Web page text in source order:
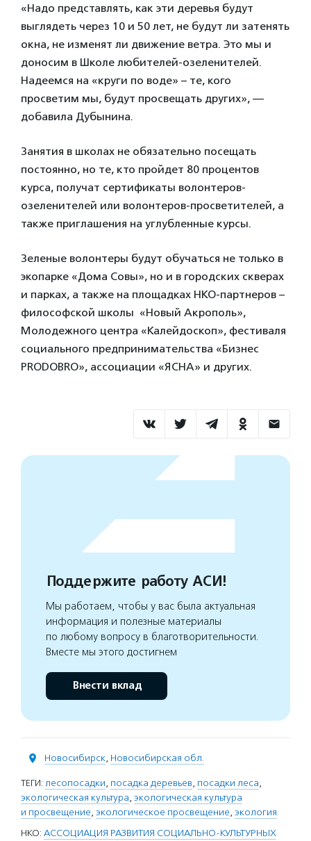
«Надо представлять, как эти деревья будут
выглядеть через 10 и 50 лет, не будут ли затенять
окна, не изменят ли движение ветра. Это мы и
доносим в Школе любителей-озеленителей.
Надеемся на «круги по воде» – те, кого
просветим мы, будут просвещать других», —
добавила Дубынина.
Занятия в школах не обязательно посещать
постоянно, но те, кто пройдет 80 процентов
курса, получат сертификаты волонтеров-
озеленителей или волонтеров-просветителей, а
также приглашения на углубленные курсы.
Зеленые волонтеры будут обучаться не только в
экопарке «Дома Совы», но и в городских скверах
и парках, а также на площадках НКО-партнеров –
философской школы «Новый Акрополь»,
Молодежного центра «Калейдоскоп», фестиваля
социального предпринимательства «Бизнес
PRODOBRO», ассоциации «ЯСНА» и других.
Поддержите работу АСИ!
Мы работаем, чтобы у вас была актуальная
информация и полезные материалы
по любому вопросу в благотворительности.
Вместе мы этого достигнем
Внести вклад
Новосибирск, Новосибирская обл.
ТЕГИ: лесопосадки, посадка деревьев, посадки леса,
экологическая культура, экологическая культура
и просвещение, экологическое просвещение, экология
НКО: АССОЦИАЦИЯ РАЗВИТИЯ СОЦИАЛЬНО-КУЛЬТУРНЫХ